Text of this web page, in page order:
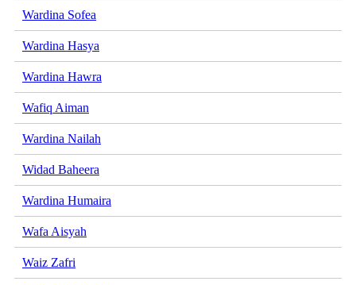
Wardina Sofea
Wardina Hasya
Wardina Hawra
Wafiq Aiman
Wardina Nailah
Widad Baheera
Wardina Humaira
Wafa Aisyah
Waiz Zafri